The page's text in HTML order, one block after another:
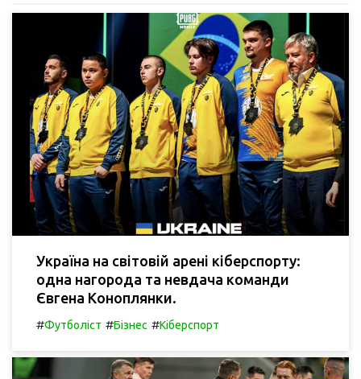
Україна на світовій арені кіберспорту:
одна нагорода та невдача команди
Євгена Коноплянки.
#Футболіст #Бізнес #Кіберспорт